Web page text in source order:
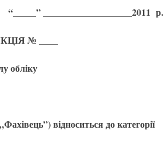
“_____” ___________________2011 р.
№ ____
обліку
відноситься до категорії